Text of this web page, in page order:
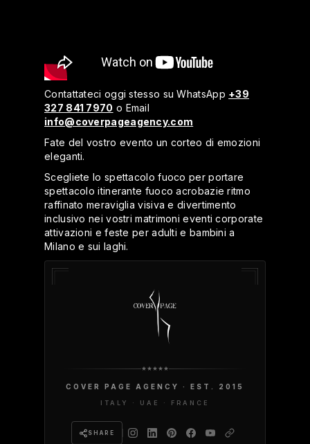
Contattateci oggi stesso su WhatsApp +39
327 841 7970 o Email
info@coverpageagency.com
Fate del vostro evento un corteo di emozioni
eleganti.
Scegliete lo spettacolo fuoco per portare
spettacolo itinerante fuoco acrobazie ritmo
raffinato meraviglia visiva e divertimento
inclusivo nei vostri matrimoni eventi corporate
attivazioni e feste per adulti e bambini a
Milano e sui laghi.
COVER PAGE AGENCY · EST. 2015
ITALY · UAE · FRANCE
SHARE